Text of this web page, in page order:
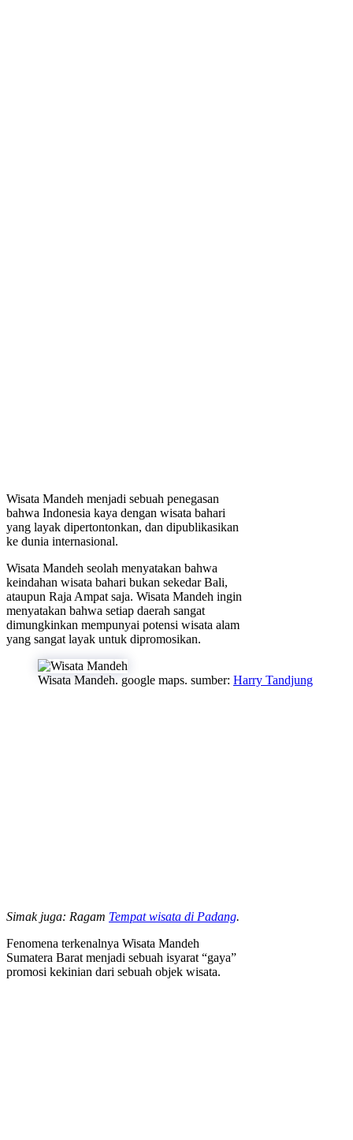
Wisata Mandeh menjadi sebuah penegasan
bahwa Indonesia kaya dengan wisata bahari
yang layak dipertontonkan, dan dipublikasikan
ke dunia internasional.
Wisata Mandeh seolah menyatakan bahwa
keindahan wisata bahari bukan sekedar Bali,
ataupun Raja Ampat saja. Wisata Mandeh ingin
menyatakan bahwa setiap daerah sangat
dimungkinkan mempunyai potensi wisata alam
yang sangat layak untuk dipromosikan.
Wisata Mandeh. google maps. sumber: Harry Tandjung
Simak juga: Ragam Tempat wisata di Padang.
Fenomena terkenalnya Wisata Mandeh
Sumatera Barat menjadi sebuah isyarat “gaya”
promosi kekinian dari sebuah objek wisata.